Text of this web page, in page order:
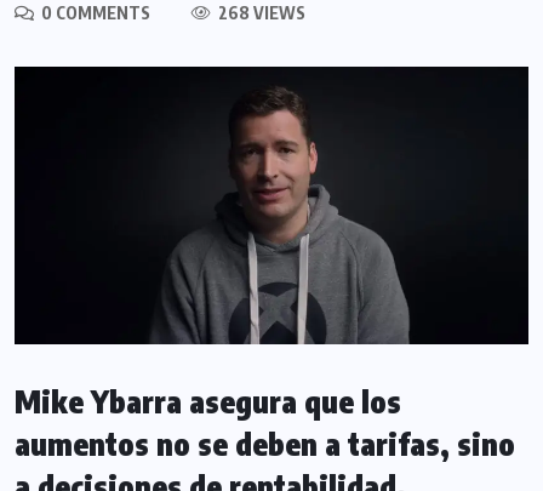
0 COMMENTS
268 VIEWS
Mike Ybarra asegura que los
aumentos no se deben a tarifas, sino